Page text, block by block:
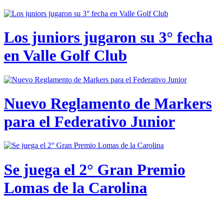
Los juniors jugaron su 3° fecha
en Valle Golf Club
Nuevo Reglamento de Markers
para el Federativo Junior
Se juega el 2° Gran Premio
Lomas de la Carolina